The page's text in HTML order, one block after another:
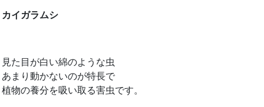
カイガラムシ
見た目が白い綿のような虫
あまり動かないのが特長で
植物の養分を吸い取る害虫です。